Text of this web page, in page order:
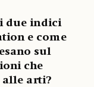
due indici
e come
sul
che
arti?